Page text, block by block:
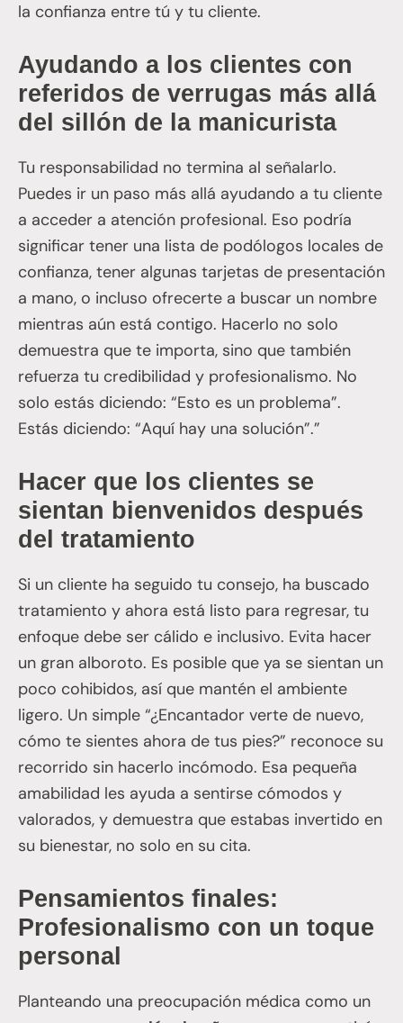
la confianza entre tú y tu cliente.
Ayudando a los clientes con
referidos de verrugas más allá
del sillón de la manicurista
Tu responsabilidad no termina al señalarlo.
Puedes ir un paso más allá ayudando a tu cliente
a acceder a atención profesional. Eso podría
significar tener una lista de podólogos locales de
confianza, tener algunas tarjetas de presentación
a mano, o incluso ofrecerte a buscar un nombre
mientras aún está contigo. Hacerlo no solo
demuestra que te importa, sino que también
refuerza tu credibilidad y profesionalismo. No
solo estás diciendo: “Esto es un problema”.
Estás diciendo: “Aquí hay una solución”.”
Hacer que los clientes se
sientan bienvenidos después
del tratamiento
Si un cliente ha seguido tu consejo, ha buscado
tratamiento y ahora está listo para regresar, tu
enfoque debe ser cálido e inclusivo. Evita hacer
un gran alboroto. Es posible que ya se sientan un
poco cohibidos, así que mantén el ambiente
ligero. Un simple “¿Encantador verte de nuevo,
cómo te sientes ahora de tus pies?” reconoce su
recorrido sin hacerlo incómodo. Esa pequeña
amabilidad les ayuda a sentirse cómodos y
valorados, y demuestra que estabas invertido en
su bienestar, no solo en su cita.
Pensamientos finales:
Profesionalismo con un toque
personal
Planteando una preocupación médica como un